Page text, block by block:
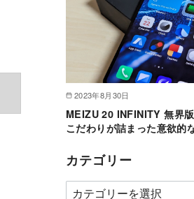
2023年8月30日
MEIZU 20 INFINITY 無界
こだわりが詰まった意欲的
カテゴリー
カ